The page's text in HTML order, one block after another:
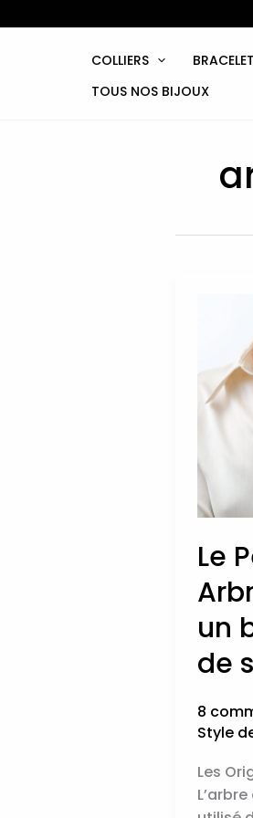
au
COLLIERS
TOUS NOS BIJOUX
Le
un
de
8
Style
Les
de
Vie
bijou
chargé
de